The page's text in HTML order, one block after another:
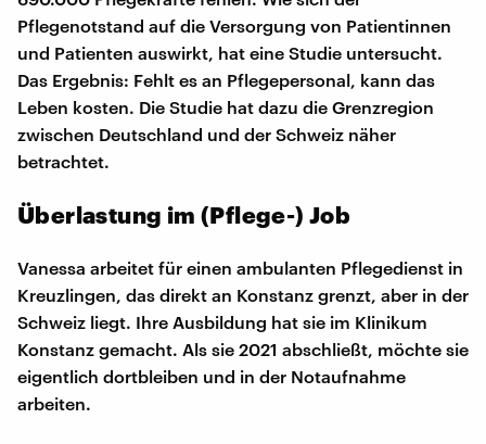
Pflegenotstand auf die Versorgung von Patientinnen
und Patienten auswirkt, hat eine Studie untersucht.
Das Ergebnis: Fehlt es an Pflegepersonal, kann das
Leben kosten. Die Studie hat dazu die Grenzregion
zwischen Deutschland und der Schweiz näher
betrachtet.
Überlastung im (Pflege-) Job
Vanessa arbeitet für einen ambulanten Pflegedienst in
Kreuzlingen, das direkt an Konstanz grenzt, aber in der
Schweiz liegt. Ihre Ausbildung hat sie im Klinikum
Konstanz gemacht. Als sie 2021 abschließt, möchte sie
eigentlich dortbleiben und in der Notaufnahme
arbeiten.